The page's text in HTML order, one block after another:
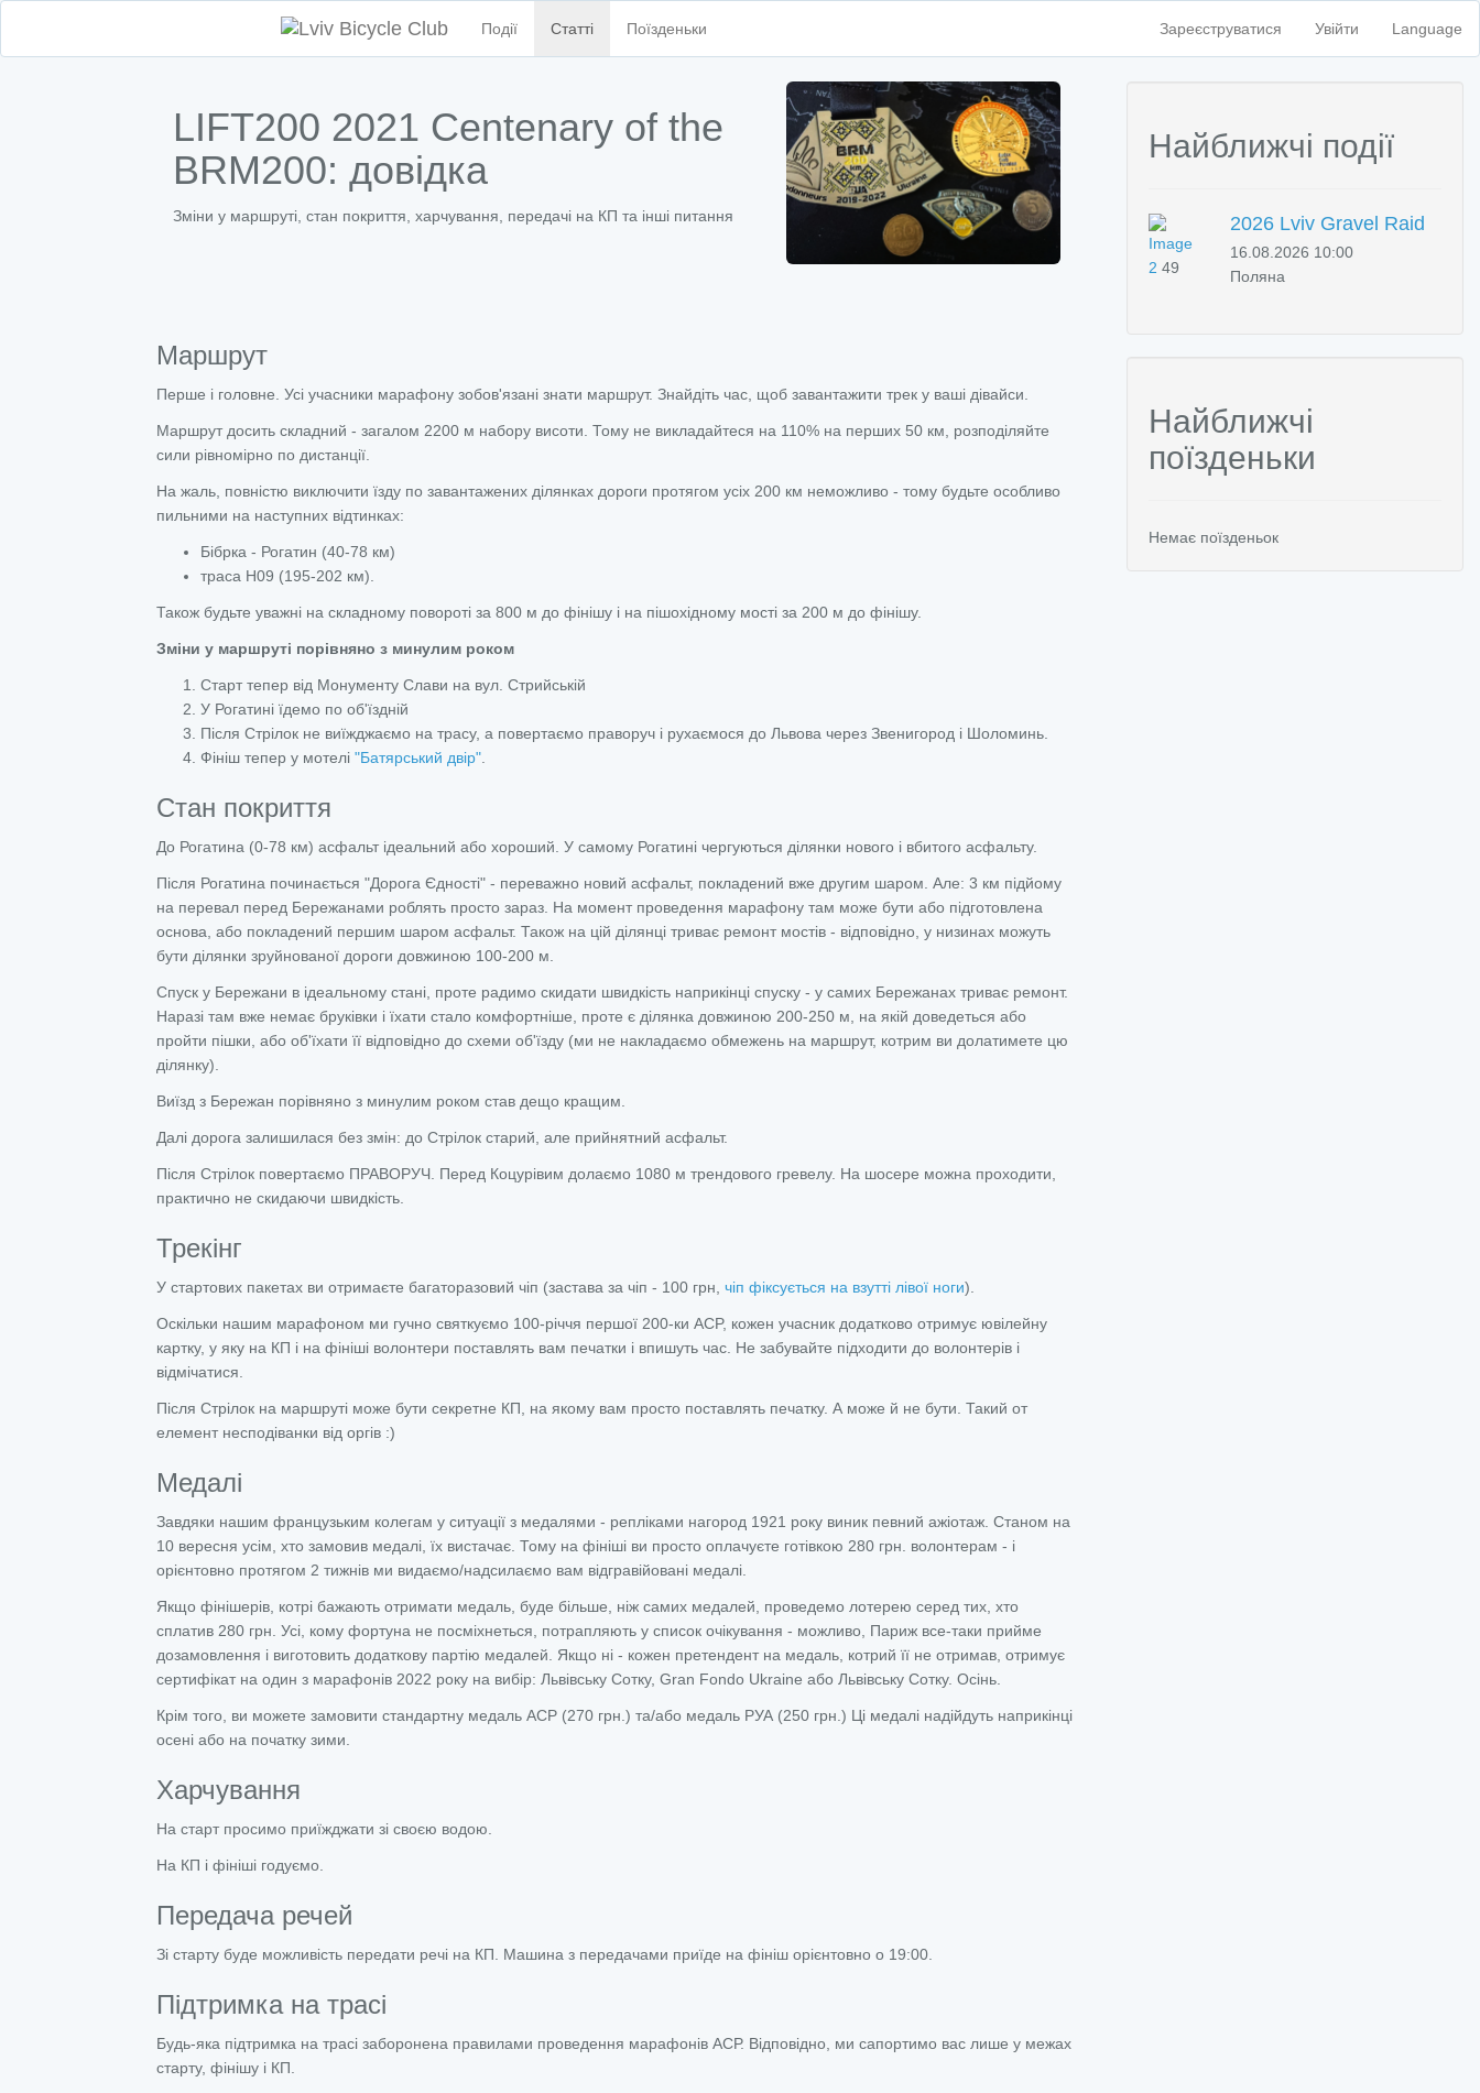
Події Статті Поїзденьки Language
Зареєструватися Увійти
LIFT200 2021 Centenary of the
BRM200: довідка
Зміни у маршруті, стан покриття, харчування, передачі на КП та інші питання
Маршрут
Перше і головне. Усі учасники марафону зобов'язані знати маршрут. Знайдіть час, щоб завантажити трек у ваші дівайси.
Маршрут досить складний - загалом 2200 м набору висоти. Тому не викладайтеся на 110% на перших 50 км, розподіляйте
сили рівномірно по дистанції.
На жаль, повністю виключити їзду по завантажених ділянках дороги протягом усіх 200 км неможливо - тому будьте особливо
пильними на наступних відтинках:
Бібрка - Рогатин (40-78 км)
траса Н09 (195-202 км).
Також будьте уважні на складному повороті за 800 м до фінішу і на пішохідному мості за 200 м до фінішу.
Зміни у маршруті порівняно з минулим роком
Старт тепер від Монументу Слави на вул. Стрийській
У Рогатині їдемо по об'їздній
Після Стрілок не виїжджаємо на трасу, а повертаємо праворуч і рухаємося до Львова через Звенигород і Шоломинь.
Фініш тепер у мотелі "Батярський двір"
Стан покриття
До Рогатина (0-78 км) асфальт ідеальний або хороший. У самому Рогатині чергуються ділянки нового і вбитого асфальту.
Після Рогатина починається "Дорога Єдності" - переважно новий асфальт, покладений вже другим шаром. Але: 3 км підйому
на перевал перед Бережанами роблять просто зараз. На момент проведення марафону там може бути або підготовлена
основа, або покладений першим шаром асфальт. Також на цій ділянці триває ремонт мостів - відповідно, у низинах можуть
бути ділянки зруйнованої дороги довжиною 100-200 м.
Спуск у Бережани в ідеальному стані, проте радимо скидати швидкість наприкінці спуску - у самих Бережанах триває ремонт.
Наразі там вже немає бруківки і їхати стало комфортніше, проте є ділянка довжиною 200-250 м, на якій доведеться або
пройти пішки, або об'їхати її відповідно до схеми об'їзду (ми не накладаємо обмежень на маршрут, котрим ви долатимете цю
ділянку).
Виїзд з Бережан порівняно з минулим роком став дещо кращим.
Далі дорога залишилася без змін: до Стрілок старий, але прийнятний асфальт.
Після Стрілок повертаємо ПРАВОРУЧ. Перед Коцурівим долаємо 1080 м трендового гревелу. На шосере можна проходити,
практично не скидаючи швидкість.
Трекінг
У стартових пакетах ви отримаєте багаторазовий чіп (застава за чіп - 100 грн, чіп фіксується на взутті лівої ноги).
Оскільки нашим марафоном ми гучно святкуємо 100-річчя першої 200-ки ACP, кожен учасник додатково отримує ювілейну
картку, у яку на КП і на фініші волонтери поставлять вам печатки і впишуть час. Не забувайте підходити до волонтерів і
відмічатися.
Після Стрілок на маршруті може бути секретне КП, на якому вам просто поставлять печатку. А може й не бути. Такий от
елемент несподіванки від оргів :)
Медалі
Завдяки нашим французьким колегам у ситуації з медалями - репліками нагород 1921 року виник певний ажіотаж. Станом на
10 вересня усім, хто замовив медалі, їх вистачає. Тому на фініші ви просто оплачуєте готівкою 280 грн. волонтерам - і
орієнтовно протягом 2 тижнів ми видаємо/надсилаємо вам відгравійовані медалі.
Якщо фінішерів, котрі бажають отримати медаль, буде більше, ніж самих медалей, проведемо лотерею серед тих, хто
сплатив 280 грн. Усі, кому фортуна не посміхнеться, потрапляють у список очікування - можливо, Париж все-таки прийме
дозамовлення і виготовить додаткову партію медалей. Якщо ні - кожен претендент на медаль, котрий її не отримав, отримує
сертифікат на один з марафонів 2022 року на вибір: Львівську Сотку, Gran Fondo Ukraine або Львівську Сотку. Осінь.
Крім того, ви можете замовити стандартну медаль АСР (270 грн.) та/або медаль РУА (250 грн.) Ці медалі надійдуть наприкінці
осені або на початку зими.
Харчування
На старт просимо приїжджати зі своєю водою.
На КП і фініші годуємо.
Передача речей
Зі старту буде можливість передати речі на КП. Машина з передачами приїде на фініш орієнтовно о 19:00.
Підтримка на трасі
Будь-яка підтримка на трасі заборонена правилами проведення марафонів АСР. Відповідно, ми сапортимо вас лише у межах
старту, фінішу і КП.
Найближчі події
2 49
2026 Lviv Gravel Raid
16.08.2026 10:00
Поляна
Найближчі
поїзденьки
Немає поїзденьок